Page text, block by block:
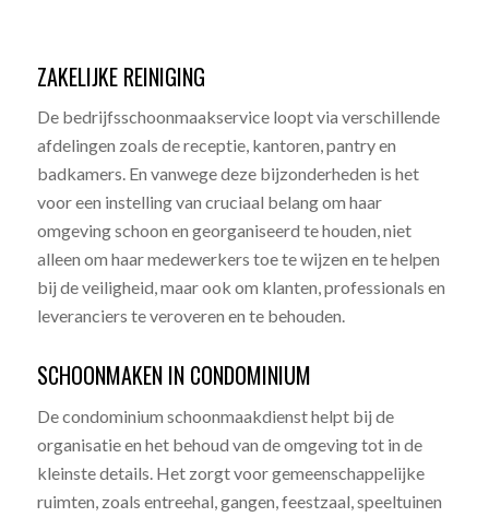
ZAKELIJKE REINIGING
De bedrijfsschoonmaakservice loopt via verschillende
afdelingen zoals de receptie, kantoren, pantry en
badkamers. En vanwege deze bijzonderheden is het
voor een instelling van cruciaal belang om haar
omgeving schoon en georganiseerd te houden, niet
alleen om haar medewerkers toe te wijzen en te helpen
bij de veiligheid, maar ook om klanten, professionals en
leveranciers te veroveren en te behouden.
SCHOONMAKEN IN CONDOMINIUM
De condominium schoonmaakdienst helpt bij de
organisatie en het behoud van de omgeving tot in de
kleinste details. Het zorgt voor gemeenschappelijke
ruimten, zoals entreehal, gangen, feestzaal, speeltuinen